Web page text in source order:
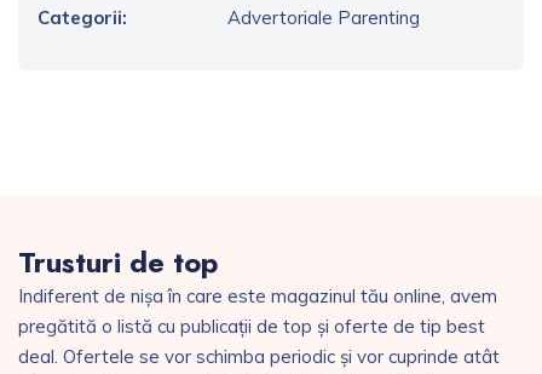
Categorii: Advertoriale Parenting
Trusturi de top
Indiferent de nișa în care este magazinul tău online, avem
pregătită o listă cu publicații de top și oferte de tip best
deal. Ofertele se vor schimba periodic și vor cuprinde atât